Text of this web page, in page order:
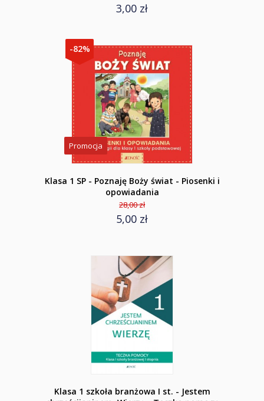
3,00 zł
-82%
Promocja
Klasa 1 SP - Poznaję Boży świat - Piosenki i
opowiadania
28,00 zł
5,00 zł
Klasa 1 szkoła branżowa I st. - Jestem